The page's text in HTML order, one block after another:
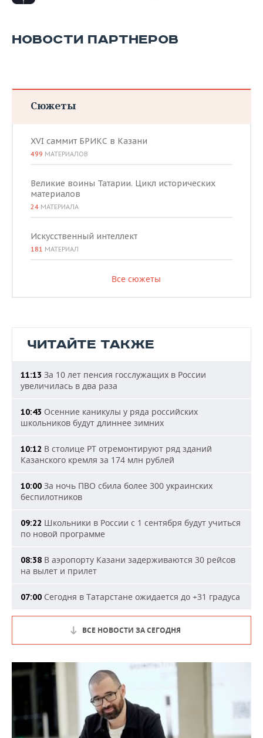
НОВОСТИ ПАРТНЕРОВ
Сюжеты
XVI саммит БРИКС в Казани
499 МАТЕРИАЛОВ
Великие воины Татарии. Цикл исторических
материалов
24 МАТЕРИАЛА
Искусственный интеллект
181 МАТЕРИАЛ
Все сюжеты
ЧИТАЙТЕ ТАКЖЕ
11:13 За 10 лет пенсия госслужащих в России
увеличилась в два раза
10:43 Осенние каникулы у ряда российских
школьников будут длиннее зимних
10:12 В столице РТ отремонтируют ряд зданий
Казанского кремля за 174 млн рублей
10:00 За ночь ПВО сбила более 300 украинских
беспилотников
09:22 Школьники в России с 1 сентября будут учиться
по новой программе
08:38 В аэропорту Казани задерживаются 30 рейсов
на вылет и прилет
07:00 Сегодня в Татарстане ожидается до +31 градуса
ВСЕ НОВОСТИ ЗА СЕГОДНЯ